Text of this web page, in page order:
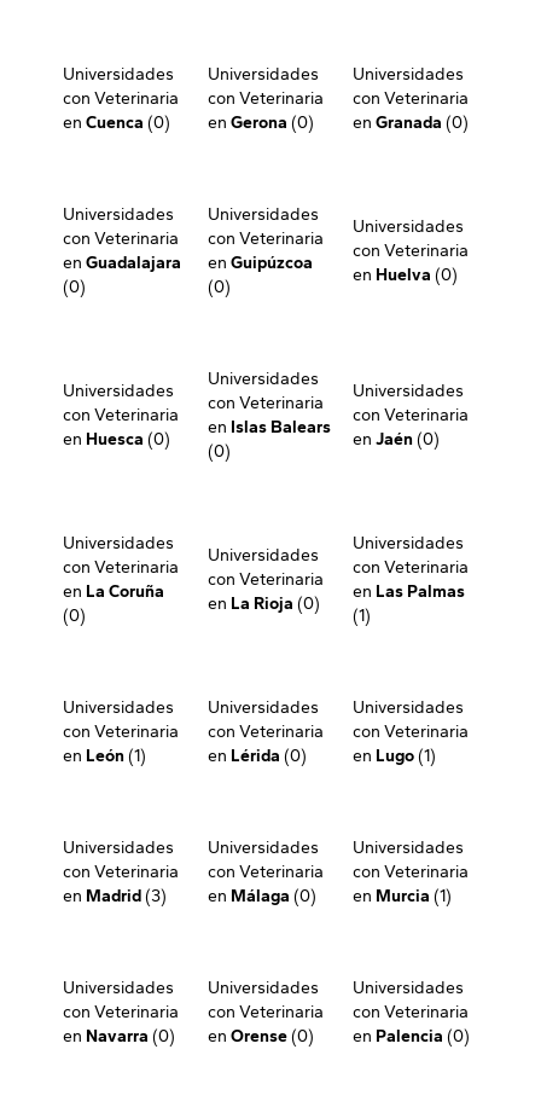
Universidades
con Veterinaria
en Cuenca (0)
Universidades
con Veterinaria
en Gerona (0)
Universidades
con Veterinaria
en Granada (0)
Universidades
con Veterinaria
en Guadalajara
(0)
Universidades
con Veterinaria
en Guipúzcoa
(0)
Universidades
con Veterinaria
en Huelva (0)
Universidades
con Veterinaria
en Huesca (0)
Universidades
con Veterinaria
en Islas Balears
(0)
Universidades
con Veterinaria
en Jaén(0)
Universidades
con Veterinaria
en La Coruña
(0)
Universidades
con Veterinaria
en La Rioja (0)
Universidades
con Veterinaria
en Las Palmas
(1)
Universidades
con Veterinaria
en León(1)
Universidades
con Veterinaria
en Lérida (0)
Universidades
con Veterinaria
en Lugo(1)
Universidades
con Veterinaria
en Madrid(3)
Universidades
con Veterinaria
en Málaga (0)
Universidades
con Veterinaria
en Murcia (1)
Universidades
con Veterinaria
en Navarra (0)
Universidades
con Veterinaria
en Orense(0)
Universidades
con Veterinaria
en Palencia (0)